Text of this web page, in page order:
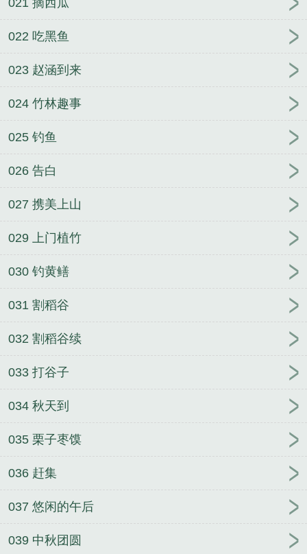
021 摘西瓜
022 吃黑鱼
023 赵涵到来
024 竹林趣事
025 钓鱼
026 告白
027 携美上山
029 上门植竹
030 钓黄鳝
031 割稻谷
032 割稻谷续
033 打谷子
034 秋天到
035 栗子枣馍
036 赶集
037 悠闲的午后
039 中秋团圆